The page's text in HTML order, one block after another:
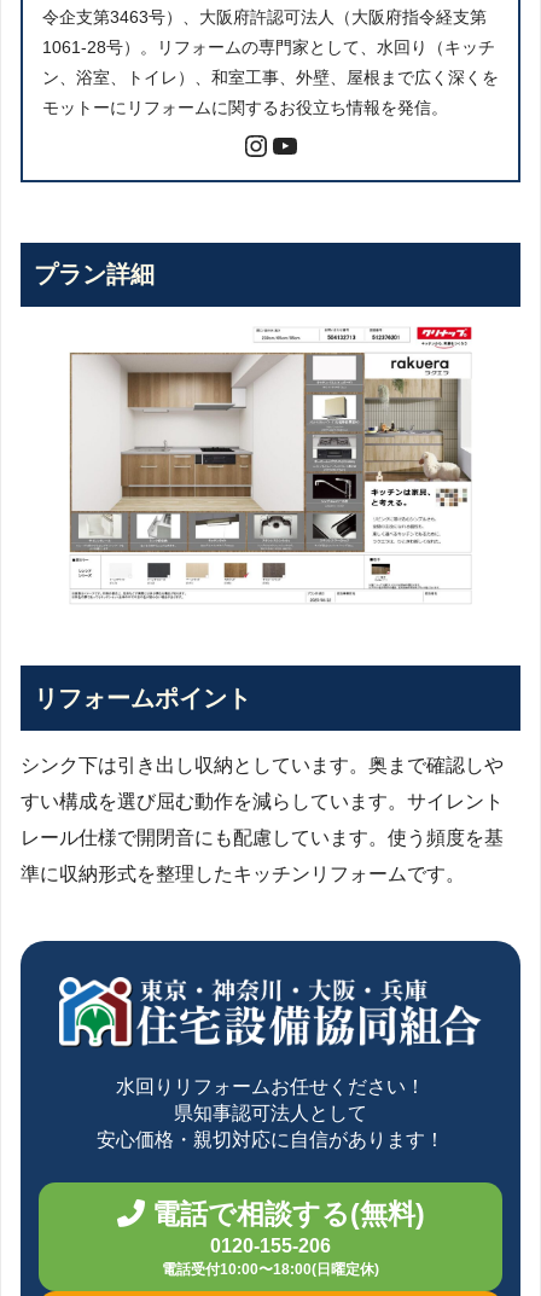
令企支第3463号）、大阪府許認可法人（大阪府指令経支第
1061-28号）。リフォームの専門家として、水回り（キッチ
ン、浴室、トイレ）、和室工事、外壁、屋根まで広く深くを
モットーにリフォームに関するお役立ち情報を発信。
プラン詳細
リフォームポイント
シンク下は引き出し収納としています。奥まで確認しや
すい構成を選び屈む動作を減らしています。サイレント
レール仕様で開閉音にも配慮しています。使う頻度を基
準に収納形式を整理したキッチンリフォームです。
水回りリフォームお任せください！
県知事認可法人として
安心価格・親切対応に自信があります！
電話で相談する(無料)
0120-155-206
電話受付10:00〜18:00(日曜定休)